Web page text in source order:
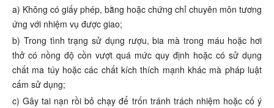
a) Không có giấy phép, bằng hoặc chứng chỉ chuyên môn tương
ứng với nhiệm vụ được giao;
b) Trong tình trạng sử dụng rượu, bia mà trong máu hoặc hơi
thở có nồng độ cồn vượt quá mức quy định hoặc có sử dụng
chất ma túy hoặc các chất kích thích mạnh khác mà pháp luật
cấm sử dụng;
c) Gây tai nạn rồi bỏ chạy để trốn tránh trách nhiệm hoặc cố ý